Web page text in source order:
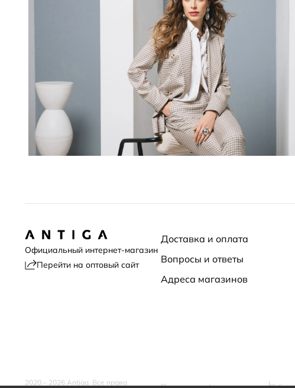
Официальный интернет-магазин
Перейти на оптовый сайт
Доставка и оплата
Вопросы и ответы
Адреса магазинов
2020 – 2026 Antiga. Все права
Политика конфиденциальности